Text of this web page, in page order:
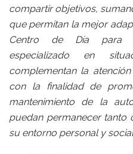
compartir objetivos,
que permitan la mejor
Centro de Día para
especializado en
complementan la
con la finalidad de
mantenimiento de la
puedan permanecer tanto
su entorno personal y